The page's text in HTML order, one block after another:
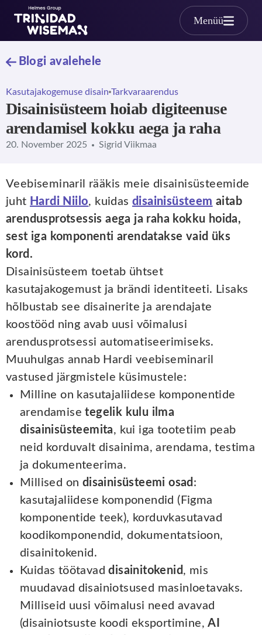
Skip to main content
Menüü
Blogi avalehele
Kasutajakogemuse disain Tarkvaraarendus
Disainisüsteem hoiab digiteenuse
arendamisel kokku aega ja raha
20. November 2025 Sigrid Viikmaa
Veebiseminaril rääkis meie disainisüsteemide
juht Hardi Niilo, kuidasdisainisüsteem aitab
arendusprotsessis aega ja raha kokku hoida,
sest iga komponenti arendatakse vaid üks
kord.
Disainisüsteem toetab ühtset
kasutajakogemust ja brändi identiteeti. Lisaks
hõlbustab see disainerite ja arendajate
koostööd ning avab uusi võimalusi
arendusprotsessi automatiseerimiseks.
Muuhulgas annab Hardi veebiseminaril
vastused järgmistele küsimustele:
Milline on kasutajaliidese komponentide
arendamisetegelik kulu ilma
disainisüsteemita, kui iga tootetiim peab
neid korduvalt disainima, arendama, testima
ja dokumenteerima.
Millised on disainisüsteemi osad :
kasutajaliidese komponendid (Figma
komponentide teek), korduvkasutavad
koodikomponendid, dokumentatsioon,
disainitokenid.
Kuidas töötavaddisainitokenid , mis
muudavad disainiotsused masinloetavaks.
Milliseid uusi võimalusi need avavad
(disainiotsuste koodi eksportimine,AI